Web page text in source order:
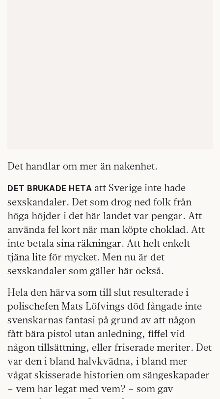
Det handlar om mer än nakenhet.
DET BRUKADE HETA att Sverige inte hade
sexskandaler. Det som drog ned folk från
höga höjder i det här landet var pengar. Att
använda fel kort när man köpte choklad. Att
inte betala sina räkningar. Att helt enkelt
tjäna lite för mycket. Men nu är det
sexskandaler som gäller här också.
Hela den härva som till slut resulterade i
polischefen Mats Löfvings död fångade inte
svenskarnas fantasi på grund av att någon
fått bära pistol utan anledning, fiffel vid
någon tillsättning, eller friserade meriter. Det
var den i bland halvkvädna, i bland mer
vågat skisserade historien om sängeskapader
– vem har legat med vem? – som gav